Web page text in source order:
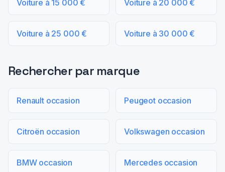
Voiture à 15 000 € Voiture à 20 000 €
Voiture à 25 000 € Voiture à 30 000 €
Rechercher par marque
Renault occasion Peugeot occasion
Citroën occasion Volkswagen occasion
BMW occasion Mercedes occasion